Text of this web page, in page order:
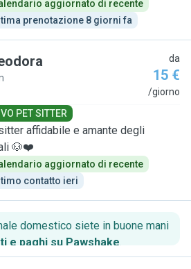
aggiornato di recente
prenotazione 8 giorni fa
da
15 €
/giorno
PET SITTER
affidabile e amante degli
🐶❤️
aggiornato di recente
contatto ieri
domestico siete in buone mani
e paghi su Pawshake.